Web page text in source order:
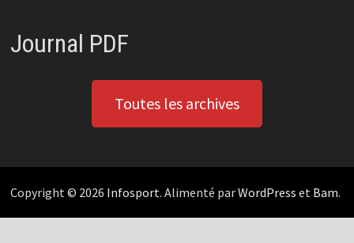
Journal PDF
Toutes les archives
Copyright © 2026 Infosport. Alimenté parWordPress et Bam.